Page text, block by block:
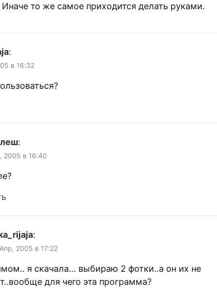
Иначе то же самое приходится делать руками.
:
в 16:32
:
2005 в 16:40
:
2005 в 17:22
я скачала… выбираю 2 фотки..а он их не
для чего эта программа?